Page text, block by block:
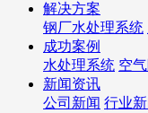
解决方案
钢厂水处理系统
成功案例
水处理系统 空
新闻资讯
公司新闻 行业